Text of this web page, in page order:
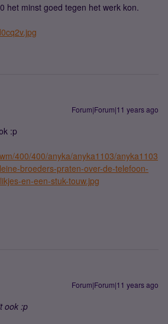
het minst goed tegen het werk kon.
Forum|Forum|11 years ago
:p
400/400/anyka/anyka1103/anyka1103
broeders-praten-over-de-telefoon-
en-een-stuk-touw.jpg
Forum|Forum|11 years ago
ook :p